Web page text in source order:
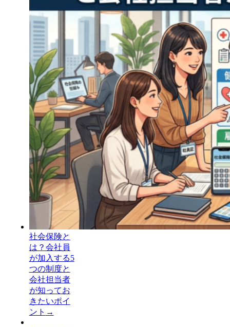
社会保険と
は？会社員
が加入する5
つの制度と
会社担当者
が知ってお
きたいポイ
ント →